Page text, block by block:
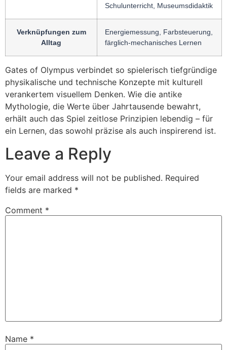
Schulunterricht, Museumsdidaktik
Verknüpfungen zum
Alltag
Energiemessung, Farbsteuerung,
färglich-mechanisches Lernen
Gates of Olympus verbindet so spielerisch tiefgründige
physikalische und technische Konzepte mit kulturell
verankertem visuellem Denken. Wie die antike
Mythologie, die Werte über Jahrtausende bewahrt,
erhält auch das Spiel zeitlose Prinzipien lebendig – für
ein Lernen, das sowohl präzise als auch inspirerend ist.
Leave a Reply
Your email address will not be published. Required
fields are marked *
Comment *
Name *